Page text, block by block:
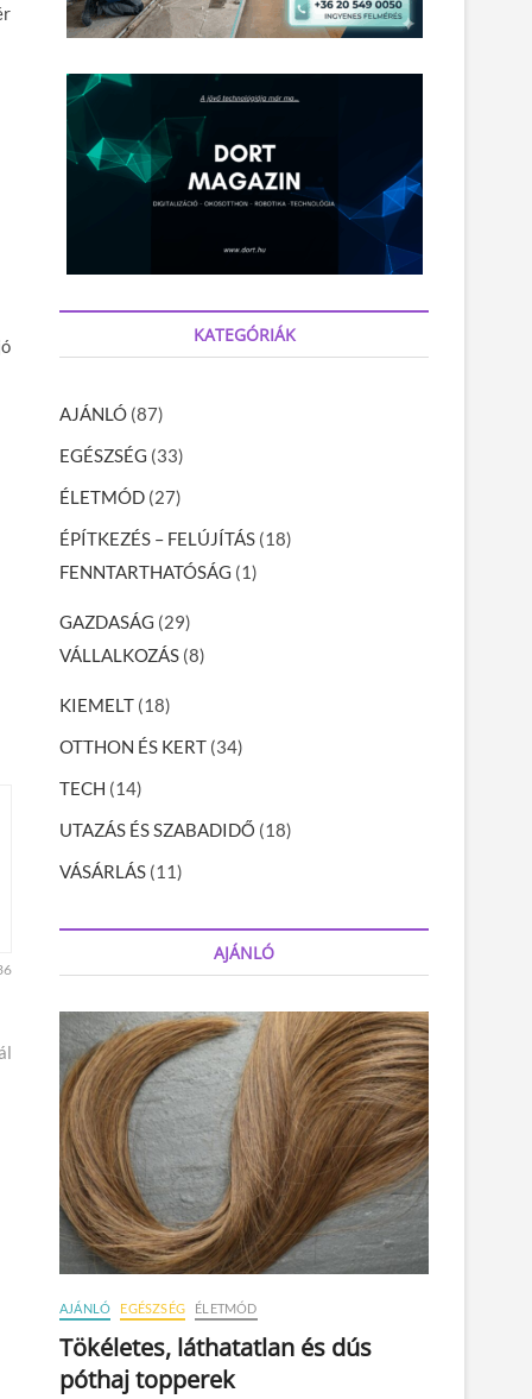
KATEGÓRIÁK
AJÁNLÓ (87)
EGÉSZSÉG (33)
ÉLETMÓD (27)
ÉPÍTKEZÉS – FELÚJÍTÁS (18)
FENNTARTHATÓSÁG (1)
GAZDASÁG (29)
VÁLLALKOZÁS (8)
KIEMELT (18)
OTTHON ÉS KERT (34)
TECH (14)
UTAZÁS ÉS SZABADIDŐ (18)
VÁSÁRLÁS (11)
AJÁNLÓ
AJÁNLÓ EGÉSZSÉG ÉLETMÓD
Tökéletes, láthatatlan és dús
póthaj topperek